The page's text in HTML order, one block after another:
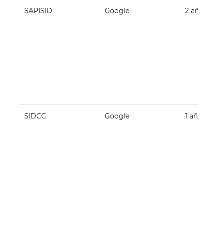
SAPISID Google 2 años
SIDCC Google 1 año